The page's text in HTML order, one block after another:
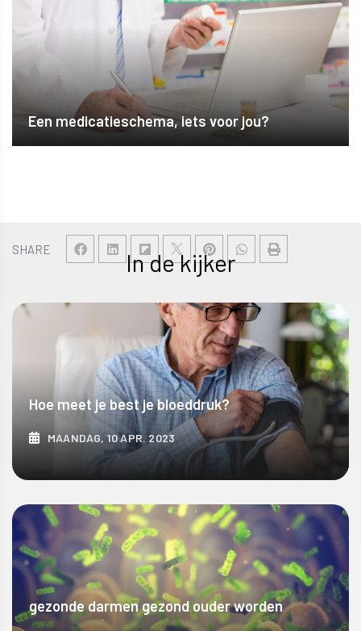
SHARE
Een medicatieschema, iets voor jou?
In de kijker
Hoe meet je best je bloeddruk?
MAANDAG, 10 APR. 2023
ONTDEK MEER
gezonde darmen gezond ouder worden